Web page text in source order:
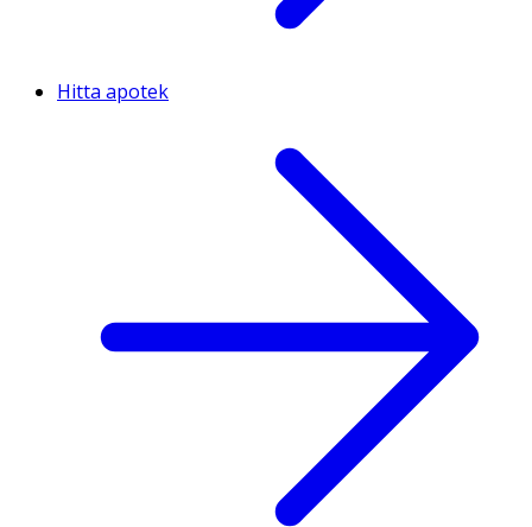
Hitta apotek